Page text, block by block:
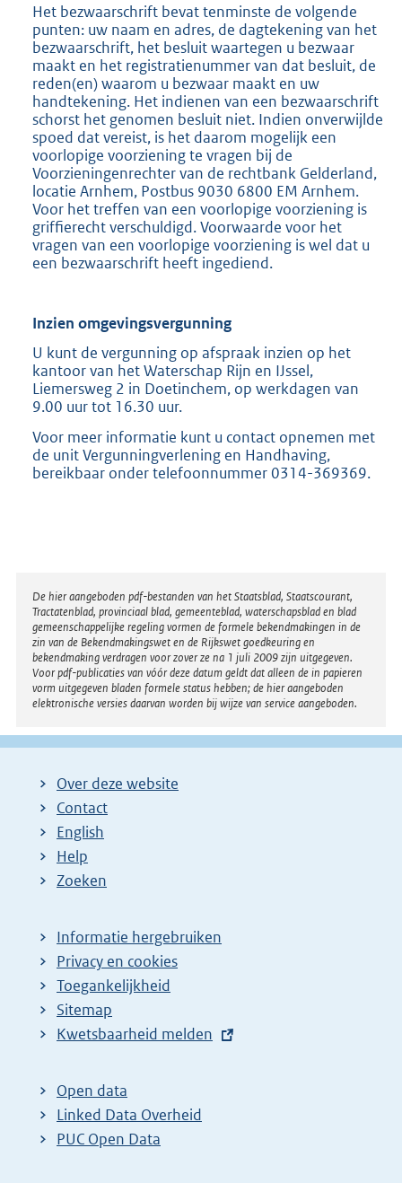
Het bezwaarschrift bevat tenminste de volgende
punten: uw naam en adres, de dagtekening van het
bezwaarschrift, het besluit waartegen u bezwaar
maakt en het registratienummer van dat besluit, de
reden(en) waarom u bezwaar maakt en uw
handtekening. Het indienen van een bezwaarschrift
schorst het genomen besluit niet. Indien onverwijlde
spoed dat vereist, is het daarom mogelijk een
voorlopige voorziening te vragen bij de
Voorzieningenrechter van de rechtbank Gelderland,
locatie Arnhem, Postbus 9030 6800 EM Arnhem.
Voor het treffen van een voorlopige voorziening is
griffierecht verschuldigd. Voorwaarde voor het
vragen van een voorlopige voorziening is wel dat u
een bezwaarschrift heeft ingediend.
Inzien omgevingsvergunning
U kunt de vergunning op afspraak inzien op het
kantoor van het Waterschap Rijn en IJssel,
Liemersweg 2 in Doetinchem, op werkdagen van
9.00 uur tot 16.30 uur.
Voor meer informatie kunt u contact opnemen met
de unit Vergunningverlening en Handhaving,
bereikbaar onder telefoonnummer 0314-369369.
Disclaimer
De hier aangeboden pdf-bestanden van het Staatsblad, Staatscourant,
Tractatenblad, provinciaal blad, gemeenteblad, waterschapsblad en blad
gemeenschappelijke regeling vormen de formele bekendmakingen in de
zin van de Bekendmakingswet en de Rijkswet goedkeuring en
bekendmaking verdragen voor zover ze na 1 juli 2009 zijn uitgegeven.
Voor pdf-publicaties van vóór deze datum geldt dat alleen de in papieren
vorm uitgegeven bladen formele status hebben; de hier aangeboden
elektronische versies daarvan worden bij wijze van service aangeboden.
Over deze website
Contact
English
Help
Zoeken
Informatie hergebruiken
Privacy en cookies
Toegankelijkheid
Sitemap
E
t
e
r
Kwetsbaarheid melden
Open data
Linked Data Overheid
PUC Open Data